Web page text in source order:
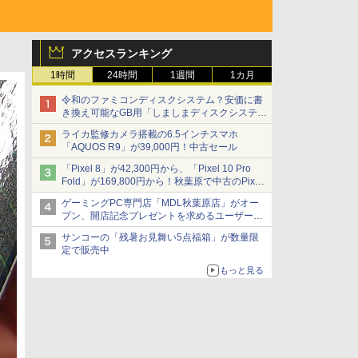
アクセスランキング
1時間 24時間 1週間 1カ月
令和のファミコンディスクシステム？安価に書
き換え可能なGB用「しましまディスクシステ
ム」
ライカ監修カメラ搭載の6.5インチスマホ
「AQUOS R9」が39,000円！中古セール
「Pixel 8」が42,300円から、「Pixel 10 Pro
Fold」が169,800円から！秋葉原で中古のPixel
シリーズがお買い得
ゲーミングPC専門店「MDL秋葉原店」がオー
プン、開店記念プレゼントを求めるユーザーが
押し寄せ長蛇の列に
サンコーの「残暑お見舞い5点福箱」が数量限
定で販売中
もっと見る